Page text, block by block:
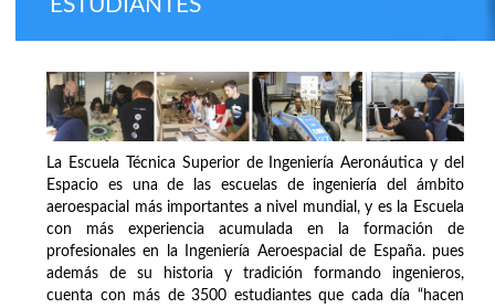
ESTUDIANTES
La Escuela Técnica Superior de Ingeniería Aeronáutica y del
Espacio es una de las escuelas de ingeniería del ámbito
aeroespacial más importantes a nivel mundial, y es la Escuela
con más experiencia acumulada en la formación de
profesionales en la Ingeniería Aeroespacial de España. pues
además de su historia y tradición formando ingenieros,
cuenta con más de 3500 estudiantes que cada día “hacen